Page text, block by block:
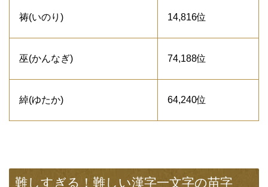
祷(いのり) 14,816位
巫(かんなぎ) 74,188位
綽(ゆたか) 64,240位
難しすぎる！難しい漢字一文字の苗字